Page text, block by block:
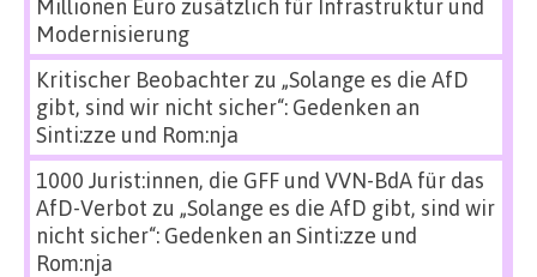
Millionen Euro zusätzlich für Infrastruktur und
Modernisierung
Kritischer Beobachterzu „Solange es die AfD
gibt, sind wir nicht sicher“: Gedenken an
Sinti:zze und Rom:nja
1000 Jurist:innen, die GFF und VVN-BdA für das
AfD-Verbot zu „Solange es die AfD gibt, sind wir
nicht sicher“: Gedenken an Sinti:zze und
Rom:nja